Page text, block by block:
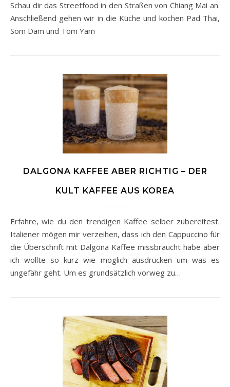
Schau dir das Streetfood in den Straßen von Chiang Mai an.
Anschließend gehen wir in die Küche und kochen Pad Thai,
Som Dam und Tom Yam
DALGONA KAFFEE ABER RICHTIG – DER
KULT KAFFEE AUS KOREA
Erfahre, wie du den trendigen Kaffee selber zubereitest.
Italiener mögen mir verzeihen, dass ich den Cappuccino für
die Überschrift mit Dalgona Kaffee missbraucht habe aber
ich wollte so kurz wie möglich ausdrücken um was es
ungefähr geht. Um es grundsätzlich vorweg zu…